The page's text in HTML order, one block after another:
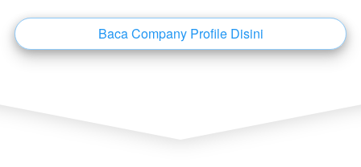
`Baca Company Profile Disini